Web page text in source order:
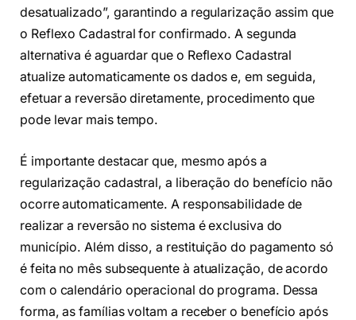
desatualizado”, garantindo a regularização assim que
o Reflexo Cadastral for confirmado. A segunda
alternativa é aguardar que o Reflexo Cadastral
atualize automaticamente os dados e, em seguida,
efetuar a reversão diretamente, procedimento que
pode levar mais tempo.
É importante destacar que, mesmo após a
regularização cadastral, a liberação do benefício não
ocorre automaticamente. A responsabilidade de
realizar a reversão no sistema é exclusiva do
município. Além disso, a restituição do pagamento só
é feita no mês subsequente à atualização, de acordo
com o calendário operacional do programa. Dessa
forma, as famílias voltam a receber o benefício após